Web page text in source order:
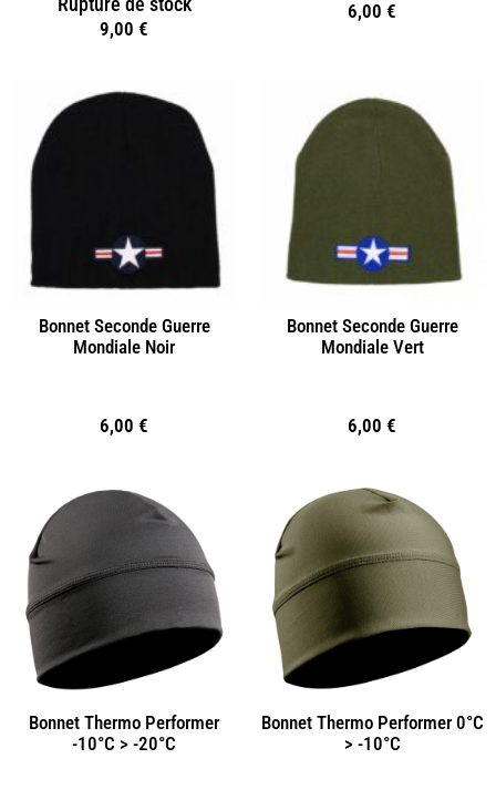
9,00 €
6,00 €
Bonnet Seconde Guerre
Mondiale Noir
6,00 €
Bonnet Seconde Guerre
Mondiale Vert
6,00 €
Bonnet Thermo Performer
-10°C > -20°C
Bonnet Thermo Performer 0°C
> -10°C